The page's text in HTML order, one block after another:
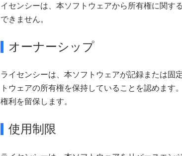
イセンシーは、本ソフトウェアから所有権に関す
できません。
オーナーシップ
ライセンシーは、本ソフトウェアが記録または固
トウェアの所有権を保持していることを認めま
権利を留保します。
使用制限